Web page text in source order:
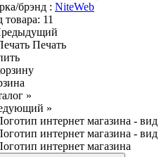
брэнд : NiteWeb
товара: 11
Печать
»
»